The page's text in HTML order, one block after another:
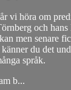
vi höra om
och
men senare
du det
språk.
b...